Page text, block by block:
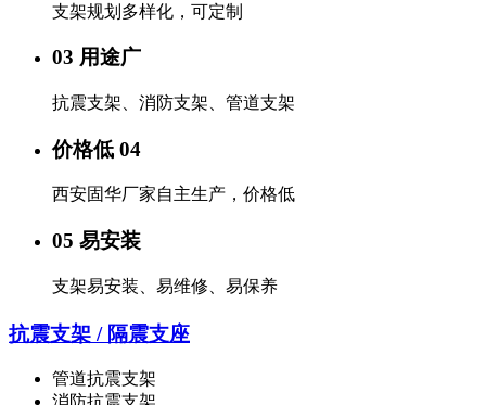
支架规划多样化，可定制
03 用途广
抗震支架、消防支架、管道支架
价格低 04
西安固华厂家自主生产，价格低
05 易安装
支架易安装、易维修、易保养
抗震支架 / 隔震支座
管道抗震支架